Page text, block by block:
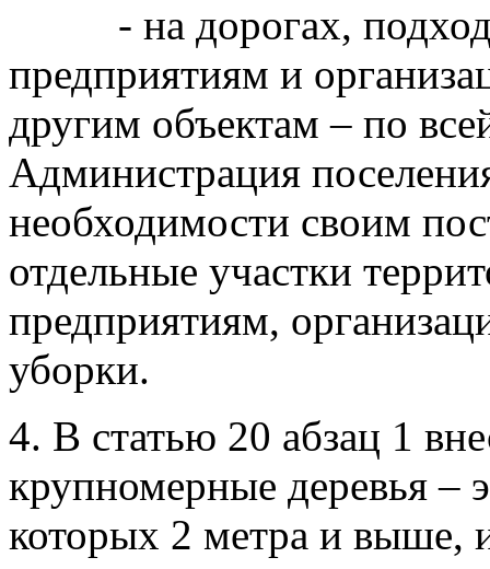
- на дорогах,
предприятиям и
другим объектам – по
Администрация
необходимости своим
отдельные участки
предприятиям,
уборки.
4. В статью 20 абзац 1
крупномерные деревья –
которых 2 метра и выше,